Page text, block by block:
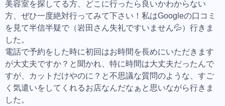
美容室を探してる方、どこに行ったら良いかわからない
方、ぜひ一度絶対行ってみて下さい！私はGoogleの口コミ
を見て半信半疑で（岩田さん失礼ですいません💦）行きま
した。
電話で予約をした時に初回はお時間を長めにいただきます
が大丈夫ですか？と聞かれ、特に時間は大丈夫だったんで
すが、カットだけやのに？と不思議な質問のような、すご
く気遣いをしてくれるお店なんだなぁと思いながら行きま
した。